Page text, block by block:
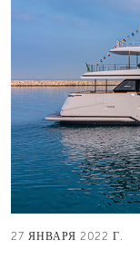
27 ЯНВАРЯ 2022 Г.